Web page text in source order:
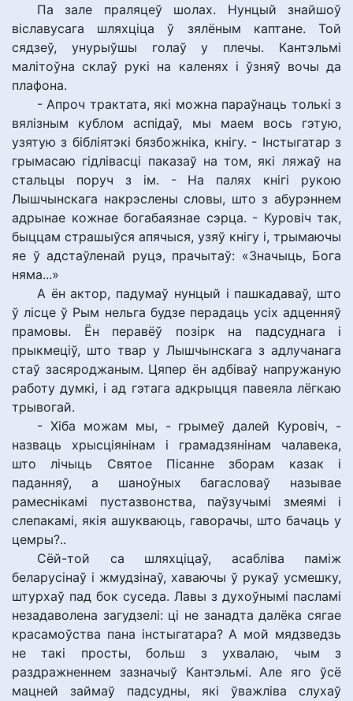
Па зале праляцеў шолах. Нунцый знайшоў
віславусага шляхціца ў зялёным каптане. Той
сядзеў, унурыўшы голаў у плечы. Кантэльмі
малітоўна склаў рукі на каленях і ўзняў вочы да
плафона.
- Апроч трактата, які можна параўнаць толькі з
вялізным кублом аспідаў, мы маем вось гэтую,
узятую з бібліятэкі бязбожніка, кнігу. - Інстыгатар з
грымасаю гідлівасці паказаў на том, які ляжаў на
стальцы поруч з ім. - На палях кнігі рукою
Лышчынскага накрэслены словы, што з абурэннем
адрынае кожнае богабаязнае сэрца. - Куровіч так,
быццам страшыўся апячыся, узяў кнігу і, трымаючы
яе ў адстаўленай руцэ, прачытаў: «Значыць, Бога
няма...»
А ён актор, падумаў нунцый і пашкадаваў, што
ў лісце ў Рым нельга будзе перадаць усіх адценняў
прамовы. Ён перавёў позірк на падсуднага і
прыкмеціў, што твар у Лышчынскага з адлучанага
стаў засяроджаным. Цяпер ён адбіваў напружаную
работу думкі, і ад гэтага адкрыцця павеяла лёгкаю
трывогай.
- Хіба можам мы, - грымеў далей Куровіч, -
назваць хрысціянінам і грамадзянінам чалавека,
што лічыць Святое Пісанне зборам казак і
паданняў, а шаноўных багасловаў называе
рамеснікамі пустазвонства, паўзучымі змеямі і
слепакамі, якія ашукваюць, гаворачы, што бачаць у
цемры?..
Сёй-той са шляхціцаў, асабліва паміж
беларусінаў і жмудзінаў, хаваючы ў рукаў усмешку,
штурхаў пад бок суседа. Лавы з духоўнымі пасламі
незадаволена загудзелі: ці не занадта далёка сягае
красамоўства пана інстыгатара? А мой мядзведзь
не такі просты, больш з ухвалаю, чым з
раздражненнем зазначыў Кантэльмі. Але яго ўсё
мацней займаў падсудны, які ўважліва слухаў